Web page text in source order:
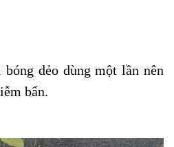
dẻo dùng một lần nên
bẩn.